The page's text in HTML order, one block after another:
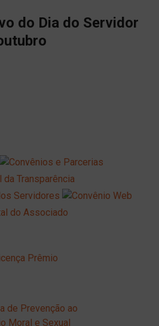
do Dia do Servidor